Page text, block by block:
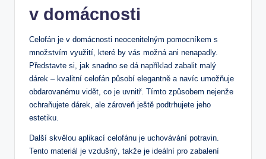
v domácnosti
Celofán je v domácnosti neocenitelným pomocníkem s
množstvím využití, které by vás možná ani nenapadly.
Představte si, jak snadno se dá například zabalit malý
dárek – kvalitní celofán působí elegantně a navíc umožňuje
obdarovanému vidět, co je uvnitř. Tímto způsobem nejenže
ochraňujete dárek, ale zároveň ještě podtrhujete jeho
estetiku.
Další skvělou aplikací celofánu je uchovávání potravin.
Tento materiál je vzdušný, takže je ideální pro zabalení